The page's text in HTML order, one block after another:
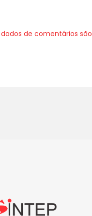
de comentários são